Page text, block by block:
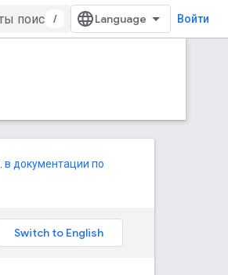
/ Войти
в документации по